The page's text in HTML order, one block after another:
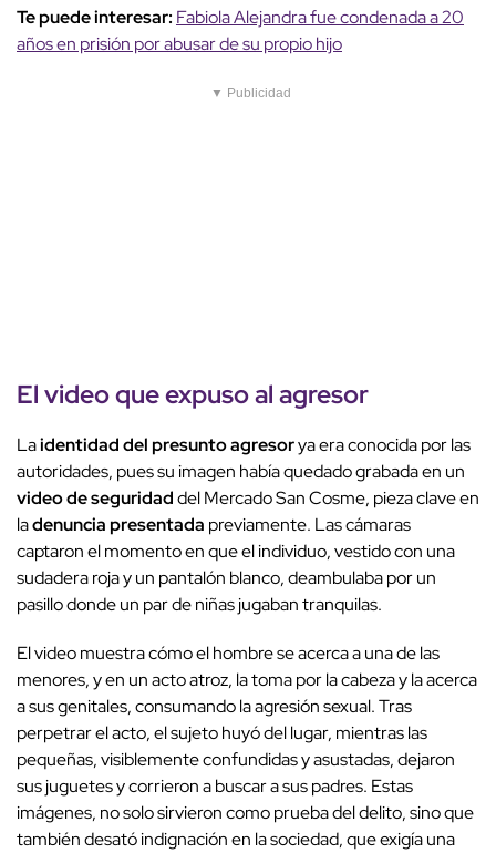
Te puede interesar: Fabiola Alejandra fue condenada a 20
años en prisión por abusar de su propio hijo
▼ Publicidad
El video que expuso al agresor
Laidentidad del presunto agresorya era conocida por las
autoridades, pues su imagen había quedado grabada en un
video de seguridaddel Mercado San Cosme, pieza clave en
ladenuncia presentada previamente. Las cámaras
captaron el momento en que el individuo, vestido con una
sudadera roja y un pantalón blanco, deambulaba por un
pasillo donde un par de niñas jugaban tranquilas.
El video muestra cómo el hombre se acerca a una de las
menores, y en un acto atroz, la toma por la cabeza y la acerca
a sus genitales, consumando la agresión sexual. Tras
perpetrar el acto, el sujeto huyó del lugar, mientras las
pequeñas, visiblemente confundidas y asustadas, dejaron
sus juguetes y corrieron a buscar a sus padres. Estas
imágenes, no solo sirvieron como prueba del delito, sino que
también desató indignación en la sociedad, que exigía una